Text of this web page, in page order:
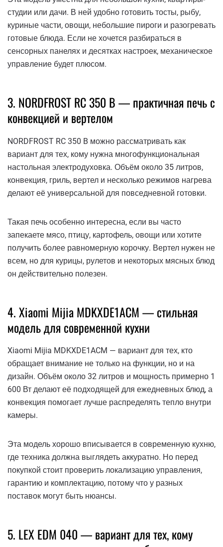
студии или дачи. В ней удобно готовить тосты, рыбу,
куриные части, овощи, небольшие пироги и разогревать
готовые блюда. Если не хочется разбираться в
сенсорных панелях и десятках настроек, механическое
управление будет плюсом.
3. NORDFROST RC 350 B — практичная печь с
конвекцией и вертелом
NORDFROST RC 350 B можно рассматривать как
вариант для тех, кому нужна многофункциональная
настольная электродуховка. Объём около 35 литров,
конвекция, гриль, вертел и несколько режимов нагрева
делают её универсальной для повседневной готовки.
Такая печь особенно интересна, если вы часто
запекаете мясо, птицу, картофель, овощи или хотите
получить более равномерную корочку. Вертел нужен не
всем, но для курицы, рулетов и некоторых мясных блюд
он действительно полезен.
4. Xiaomi Mijia MDKXDE1ACM — стильная
модель для современной кухни
Xiaomi Mijia MDKXDE1ACM — вариант для тех, кто
обращает внимание не только на функции, но и на
дизайн. Объём около 32 литров и мощность примерно 1
600 Вт делают её подходящей для ежедневных блюд, а
конвекция помогает лучше распределять тепло внутри
камеры.
Эта модель хорошо вписывается в современную кухню,
где техника должна выглядеть аккуратно. Но перед
покупкой стоит проверить локализацию управления,
гарантию и комплектацию, потому что у разных
поставок могут быть нюансы.
5. LEX EDM 040 — вариант для тех, кому